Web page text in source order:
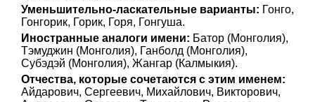
Уменьшительно-ласкательные варианты: Гонго,
Гонгорик, Горик, Горя, Гонгуша.
Иностранные аналоги имени: Батор (Монголия),
Тэмуджин (Монголия), Ганболд (Монголия),
Субэдэй (Монголия), Жангар (Калмыкия).
Отчества, которые сочетаются с этим именем:
Айдарович, Сергеевич, Михайлович, Викторович,